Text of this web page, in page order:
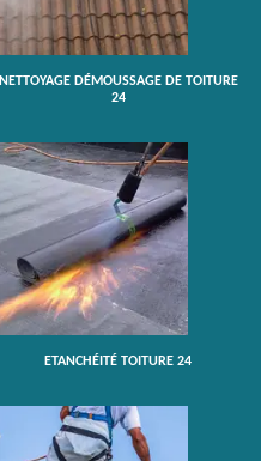
NETTOYAGE DÉMOUSSAGE DE TOITURE
24
ETANCHÉITÉ TOITURE 24